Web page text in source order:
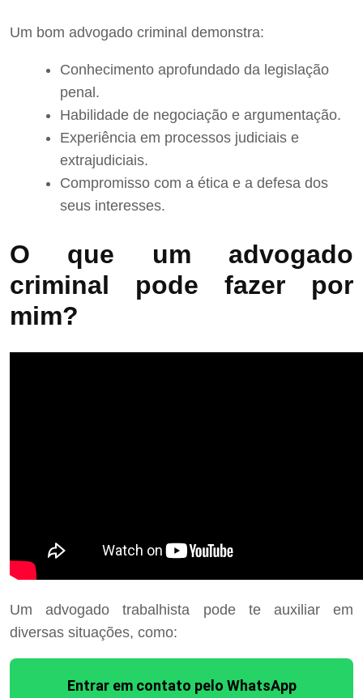
Um bom advogado criminal demonstra:
Conhecimento aprofundado da legislação
penal.
Habilidade de negociação e argumentação.
Experiência em processos judiciais e
extrajudiciais.
Compromisso com a ética e a defesa dos
seus interesses.
O que um advogado
criminal pode fazer por
mim?
Um advogado trabalhista pode te auxiliar em
diversas situações, como:
Entrar em contato pelo WhatsApp